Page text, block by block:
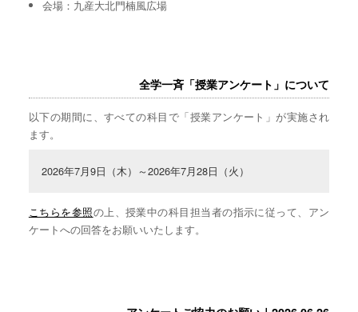
会場：九産大北門楠風広場
全学一斉「授業アンケート」について
以下の期間に、すべての科目で「授業アンケート」が実施され
ます。
2026年7月9日（木）～2026年7月28日（火）
こちらを参照の上、授業中の科目担当者の指示に従って、アン
ケートへの回答をお願いいたします。